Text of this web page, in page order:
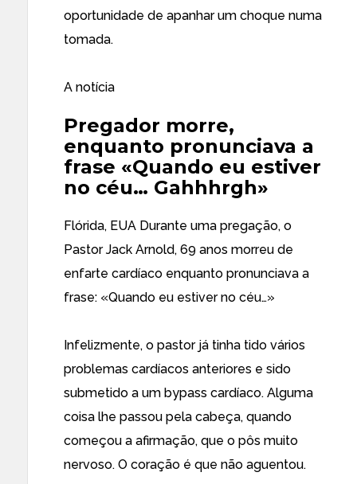
oportunidade de apanhar um choque numa
tomada.
A notícia
Pregador morre,
enquanto pronunciava a
frase «Quando eu estiver
no céu… Gahhhrgh»
Flórida, EUA Durante uma pregação, o
Pastor Jack Arnold, 69 anos morreu de
enfarte cardíaco enquanto pronunciava a
frase: «Quando eu estiver no céu…»
Infelizmente, o pastor já tinha tido vários
problemas cardíacos anteriores e sido
submetido a um bypass cardíaco. Alguma
coisa lhe passou pela cabeça, quando
começou a afirmação, que o pôs muito
nervoso. O coração é que não aguentou.